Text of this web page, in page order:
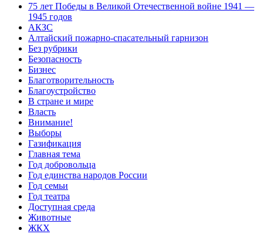
75 лет Победы в Великой Отечественной войне 1941 —
1945 годов
АКЗС
Алтайский пожарно-спасательный гарнизон
Без рубрики
Безопасность
Бизнес
Благотворительность
Благоустройство
В стране и мире
Власть
Внимание!
Выборы
Газификация
Главная тема
Год добровольца
Год единства народов России
Год семьи
Год театра
Доступная среда
Животные
ЖКХ